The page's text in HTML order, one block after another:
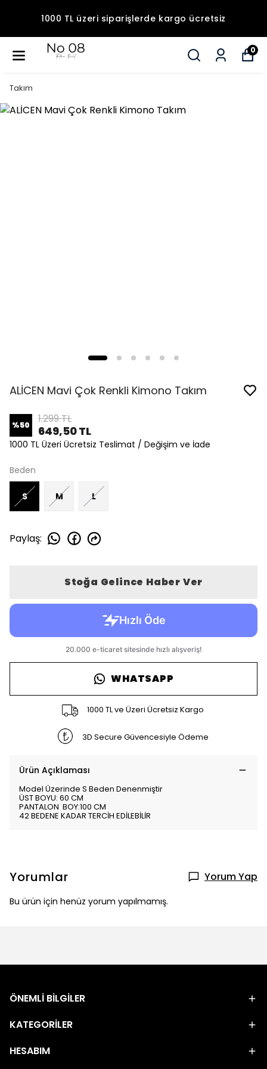
1000 TL üzeri siparişlerde kargo ücretsiz
0
Takım
ALİCEN Mavi Çok Renkli Kimono Takım
%50 1.299 TL
649,50 TL
1000 TL Üzeri Ücretsiz Teslimat / Değişim ve İade
Beden
S M L
Paylaş:
Stoğa Gelince Haber Ver
WHATSAPP
1000 TL ve Üzeri Ücretsiz Kargo
3D Secure Güvencesiyle Ödeme
Ürün Açıklaması
Model Üzerinde S Beden Denenmiştir
ÜST BOYU: 60 CM
PANTALON BOY:100 CM
42 BEDENE KADAR TERCİH EDİLEBİLİR
Yorumlar Yorum Yap
Bu ürün için henüz yorum yapılmamış.
ÖNEMLİ BİLGİLER
KATEGORİLER
HESABIM